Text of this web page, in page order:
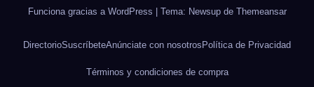
Funciona gracias a WordPress Tema: Newsup de Themeansar
DirectorioSuscríbeteAnúnciate con nosotros Política de Privacidad
Términos y condiciones de compra